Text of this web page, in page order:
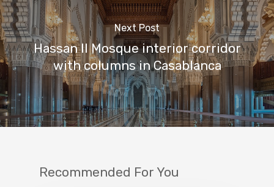
Next Post
Hassan II Mosque interior corridor
with columns in Casablanca
Recommended For You